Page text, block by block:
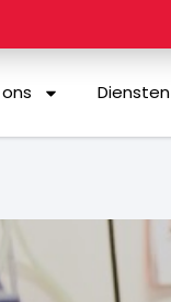
Diensten